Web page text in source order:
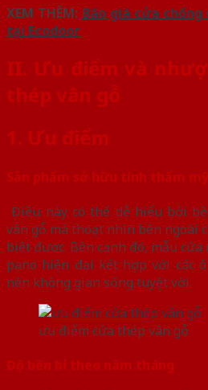
XEM THÊM: Báo giá cửa
tại Ecodoor
II. Ưu điểm và
thép vân gỗ
1. Ưu điểm
Sản phẩm sở hữu tính thẩm
Điều này có thể dễ hiểu bởi
vân gỗ mà thoạt nhìn bên ngoài
biệt được. Bên cạnh đó, mẫu
pano hiện đại kết hợp với các
nên không gian sống tuyệt vời.
ưu điểm cửa thép vân gỗ
Độ bền bỉ theo năm tháng